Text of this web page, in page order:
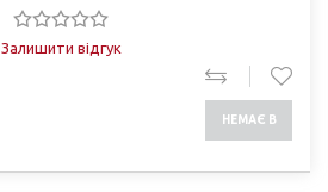
Залишити відгук
НЕМАЄ В